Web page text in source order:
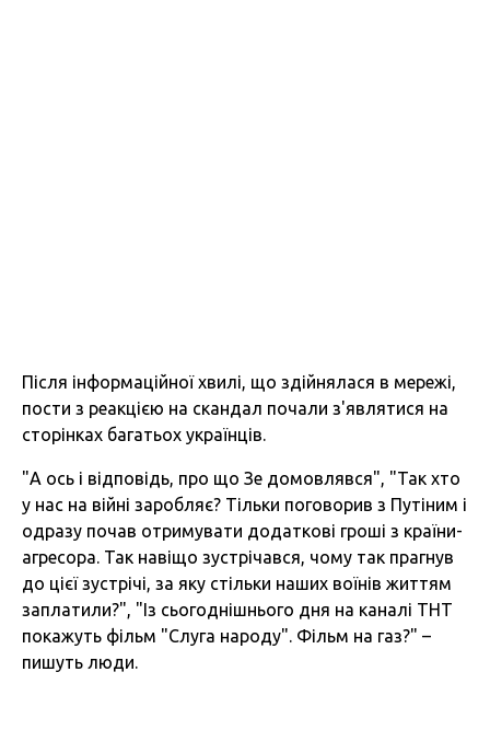
Після інформаційної хвилі, що здійнялася в мережі,
пости з реакцією на скандал почали з'являтися на
сторінках багатьох українців.
"А ось і відповідь, про що Зе домовлявся", "Так хто
у нас на війні заробляє? Тільки поговорив з Путіним і
одразу почав отримувати додаткові гроші з країни-
агресора. Так навіщо зустрічався, чому так прагнув
до цієї зустрічі, за яку стільки наших воїнів життям
заплатили?", "Із сьогоднішнього дня на каналі ТНТ
покажуть фільм "Слуга народу". Фільм на газ?" –
пишуть люди.